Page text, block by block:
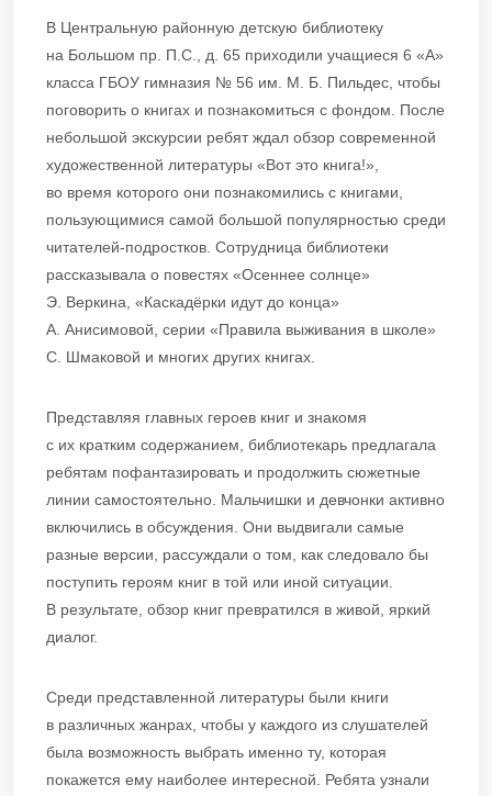
В Центральную районную детскую библиотеку
на Большом пр. П.С., д. 65 приходили учащиеся 6 «А»
класса ГБОУ гимназия № 56 им. М. Б. Пильдес, чтобы
поговорить о книгах и познакомиться с фондом. После
небольшой экскурсии ребят ждал обзор современной
художественной литературы «Вот это книга!»,
во время которого они познакомились с книгами,
пользующимися самой большой популярностью среди
читателей-подростков. Сотрудница библиотеки
рассказывала о повестях «Осеннее солнце»
Э. Веркина, «Каскадёрки идут до конца»
А. Анисимовой, серии «Правила выживания в школе»
С. Шмаковой и многих других книгах.
Представляя главных героев книг и знакомя
с их кратким содержанием, библиотекарь предлагала
ребятам пофантазировать и продолжить сюжетные
линии самостоятельно. Мальчишки и девчонки активно
включились в обсуждения. Они выдвигали самые
разные версии, рассуждали о том, как следовало бы
поступить героям книг в той или иной ситуации.
В результате, обзор книг превратился в живой, яркий
диалог.
Среди представленной литературы были книги
в различных жанрах, чтобы у каждого из слушателей
была возможность выбрать именно ту, которая
покажется ему наиболее интересной. Ребята узнали